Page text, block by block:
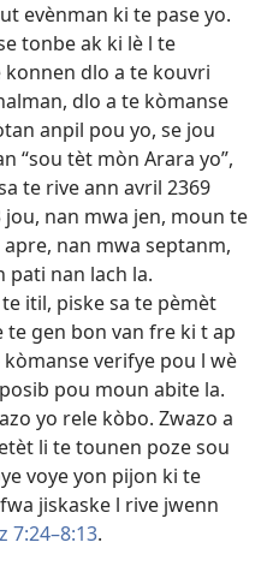
evènman ki te pase yo.
tonbe ak ki lè l te
konnen dlo a te kouvri
dlo a te kòmanse
anpil pou yo, se jou
“sou tèt mòn Arara yo”,
te rive ann avril 2369
nan mwa jen, moun te
nan mwa septanm,
pati nan lach la.
itil, piske sa te pèmèt
te gen bon van fre ki t ap
verifye pou l wè
pou moun abite la.
yo rele kòbo. Zwazo a
li te tounen poze sou
voye yon pijon ki te
jiskaske l rive jwenn
7:24–8:13.